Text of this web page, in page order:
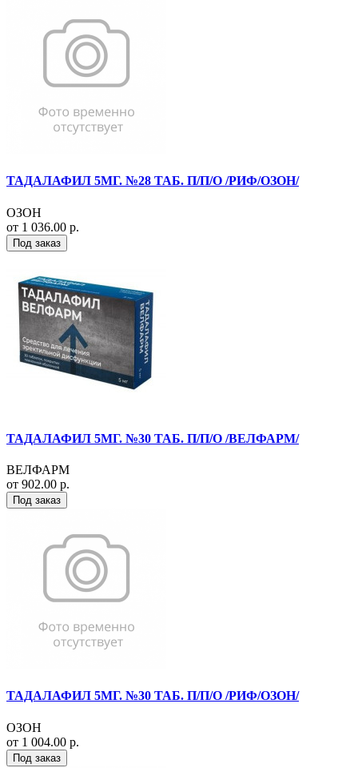
ТАДАЛАФИЛ 5МГ. №28 ТАБ. П/П/О /РИФ/ОЗОН/
ОЗОН
от 1 036.00 р.
Под заказ
ТАДАЛАФИЛ 5МГ. №30 ТАБ. П/П/О /ВЕЛФАРМ/
ВЕЛФАРМ
от 902.00 р.
Под заказ
ТАДАЛАФИЛ 5МГ. №30 ТАБ. П/П/О /РИФ/ОЗОН/
ОЗОН
от 1 004.00 р.
Под заказ